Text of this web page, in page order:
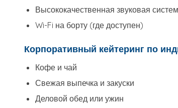
Высококачественная звуковая
Wi-Fi на борту (где доступен)
Корпоративный кейтеринг по
Кофе и чай
Свежая выпечка и закуски
Деловой обед или ужин